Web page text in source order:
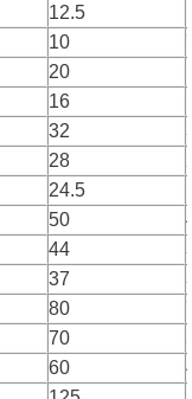
12.5
10
20
16
32
28
24.5
50
44
37
80
70
60